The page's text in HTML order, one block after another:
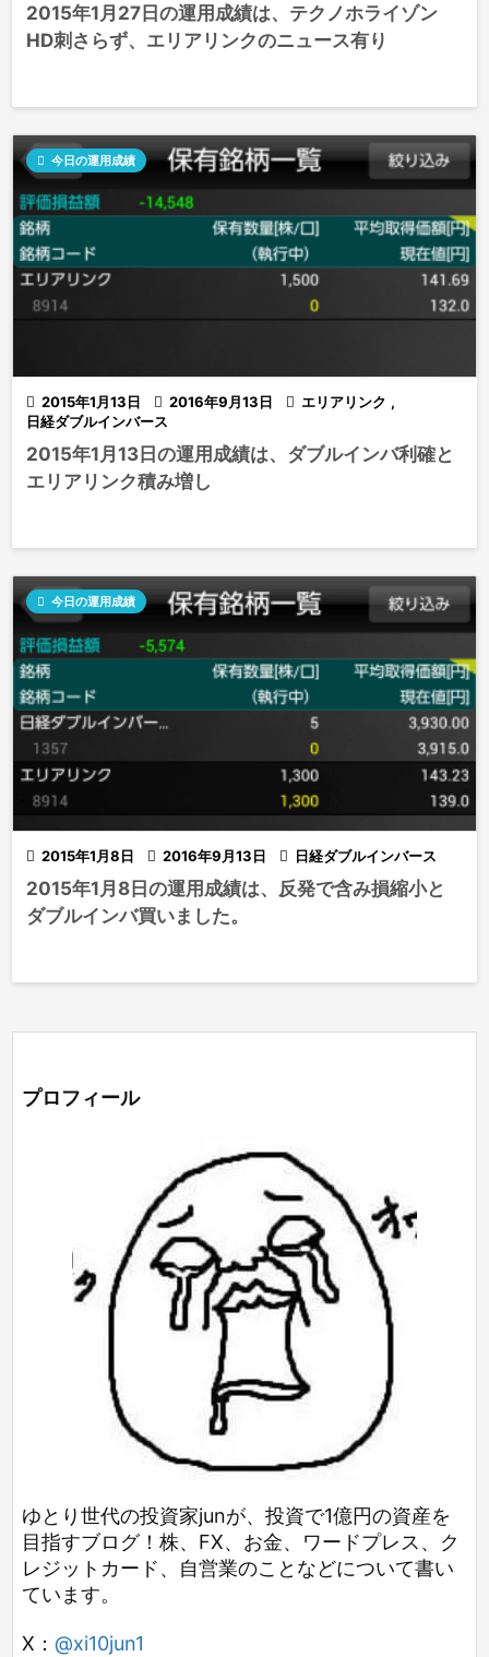
2015年1月27日の運用成績は、テクノホライゾン
HD刺さらず、エリアリンクのニュース有り
 2015年1月13日  2016年9月13日
 今日の運用成績
 エリアリンク ,
日経ダブルインバース
2015年1月13日の運用成績は、ダブルインバ利確と
エリアリンク積み増し
 2015年1月8日  2016年9月13日
 今日の運用成績
 日経ダブルインバース
2015年1月8日の運用成績は、反発で含み損縮小と
ダブルインバ買いました。
プロフィール
ゆとり世代の投資家junが、投資で1億円の資産を
目指すブログ！株、FX、お金、ワードプレス、ク
レジットカード、自営業のことなどについて書い
ています。
X： @xi10jun1